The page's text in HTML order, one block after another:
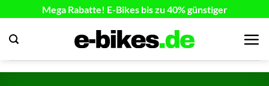
springen
Mega Rabatte! E-Bikes bis zu 40% günstiger